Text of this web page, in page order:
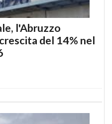
l'Abruzzo
del 14% nel